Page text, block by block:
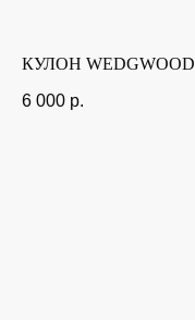
КУЛОН WEDGWOOD
6 000 р.